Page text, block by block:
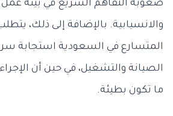
صعوبة التفاهم السريع في بيئة
والانسيابية. بالإضافة إلى ذلك،
المتسارع في السعودية استجابة
الصيانة والتشغيل، في حين أن
ما تكون بطيئة.